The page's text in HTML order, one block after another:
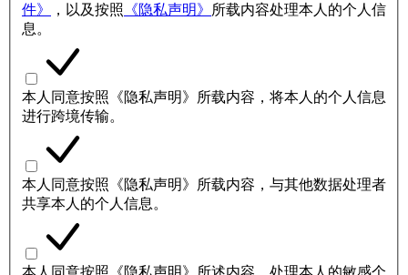
件》
，以及按照 《隐私声明》
所载内容处理本人的个人信
息。
本人同意按照《隐私声明》所载内容，将本人的个人信息
进行跨境传输。
本人同意按照《隐私声明》所载内容，与其他数据处理者
共享本人的个人信息。
本人同意按照《隐私声明》所述内容，处理本人的敏感个